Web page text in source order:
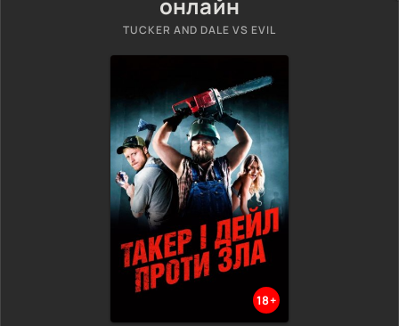
TUCKER AND DALE VS EVIL
18+